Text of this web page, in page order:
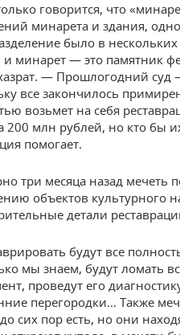
говорится, что
минарета и здания,
было в
и минарет — это памятник
— Прошлогодний суд
все закончилось
возьмет на себя
200 млн рублей, но кто бы
помогает.
три месяца назад мечеть
объектов культурного
детали
будут все
мы знаем, будут ломать
проведут его
перегородки… Также
сих пор есть, но они